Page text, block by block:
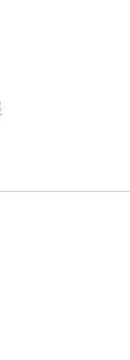
銀行/業者
銀行/業者